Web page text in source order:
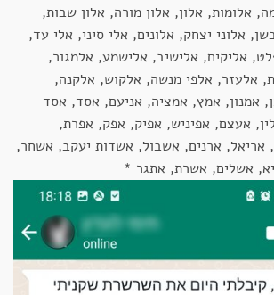
אלומות, אלון, אלון מורה, אלון שבות,
אלוני יצחק, אלונים, אלי סיני, אלי עד,
אליקים, אלישיב, אלישמע, אלמגור,
אלעזר, אלפי מנשה, אלקוש, אלקנה,
אמנון, אמץ, אמציה, אניעם, אסד, אסד
אעצם, אפיניש, אפיק, אפק, אפרת,
אריאל, ארנים, אשבול, אשדות יעקב, אשחר,
אשלים, אשרת, אתגר *